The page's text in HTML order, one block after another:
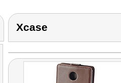
Xcase